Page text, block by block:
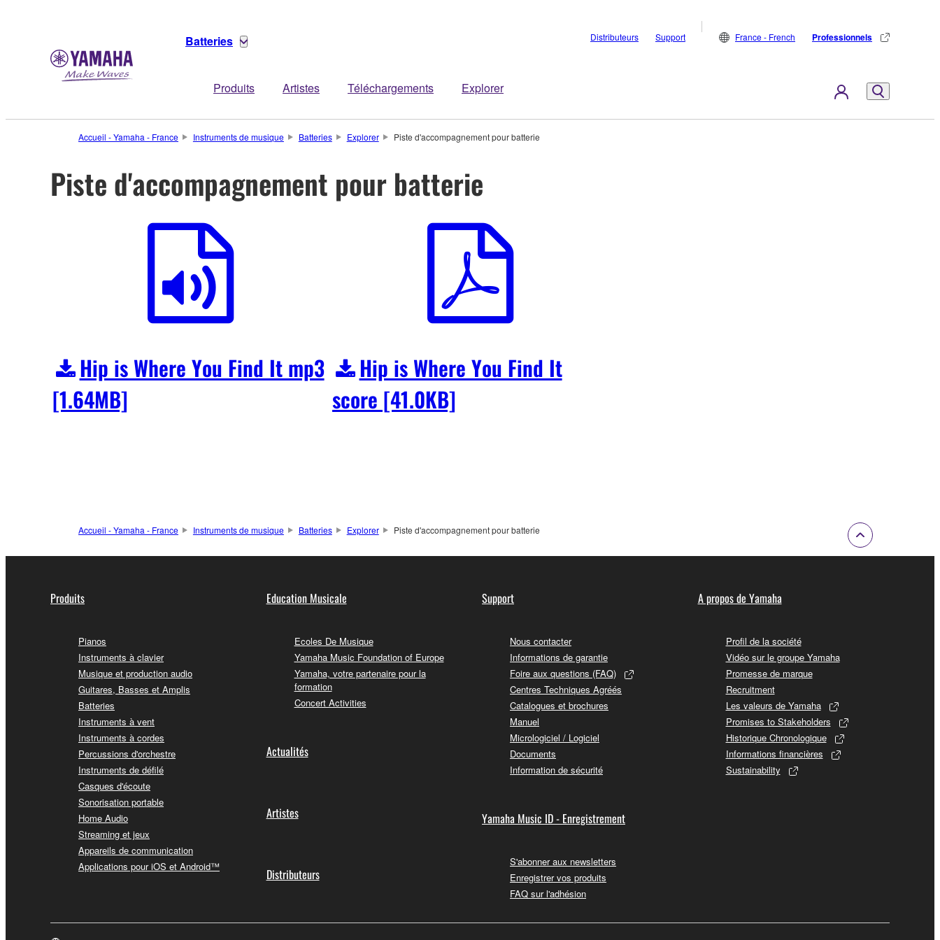
Batteries
Produits Artistes Téléchargements Explorer
Distributeurs Support France - French Professionnels
Accueil - Yamaha - France Instruments de musique Batteries Explorer Piste d'accompagnement pour batterie
Piste d'accompagnement pour batterie
Hip is Where You Find It mp3
[1.64MB]
Hip is Where You Find It
score [41.0KB]
Accueil - Yamaha - France Instruments de musique Batteries Explorer Piste d'accompagnement pour batterie
Produits
Pianos
Instruments à clavier
Musique et production audio
Guitares, Basses et Amplis
Batteries
Instruments à vent
Instruments à cordes
Percussions d'orchestre
Instruments de défilé
Casques d'écoute
Sonorisation portable
Home Audio
Streaming et jeux
Appareils de communication
Applications pour iOS et Android™
Education Musicale
Ecoles De Musique
Yamaha Music Foundation of Europe
Yamaha, votre partenaire pour la
formation
Concert Activities
Actualités
Artistes
Distributeurs
Support
Nous contacter
Informations de garantie
Foire aux questions (FAQ)
Centres Techniques Agréés
Catalogues et brochures
Manuel
Micrologiciel / Logiciel
Documents
Information de sécurité
Yamaha Music ID - Enregistrement
S'abonner aux newsletters
Enregistrer vos produits
FAQ sur l'adhésion
A propos de Yamaha
Profil de la société
Vidéo sur le groupe Yamaha
Promesse de marque
Recruitment
Les valeurs de Yamaha
Promises to Stakeholders
Historique Chronologique
Informations financières
Sustainability